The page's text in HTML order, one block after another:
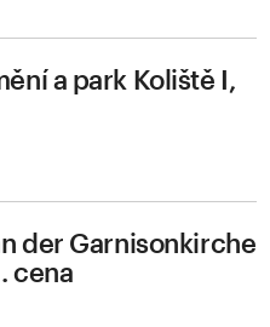
a park Koliště I,
der Garnisonkirche
cena